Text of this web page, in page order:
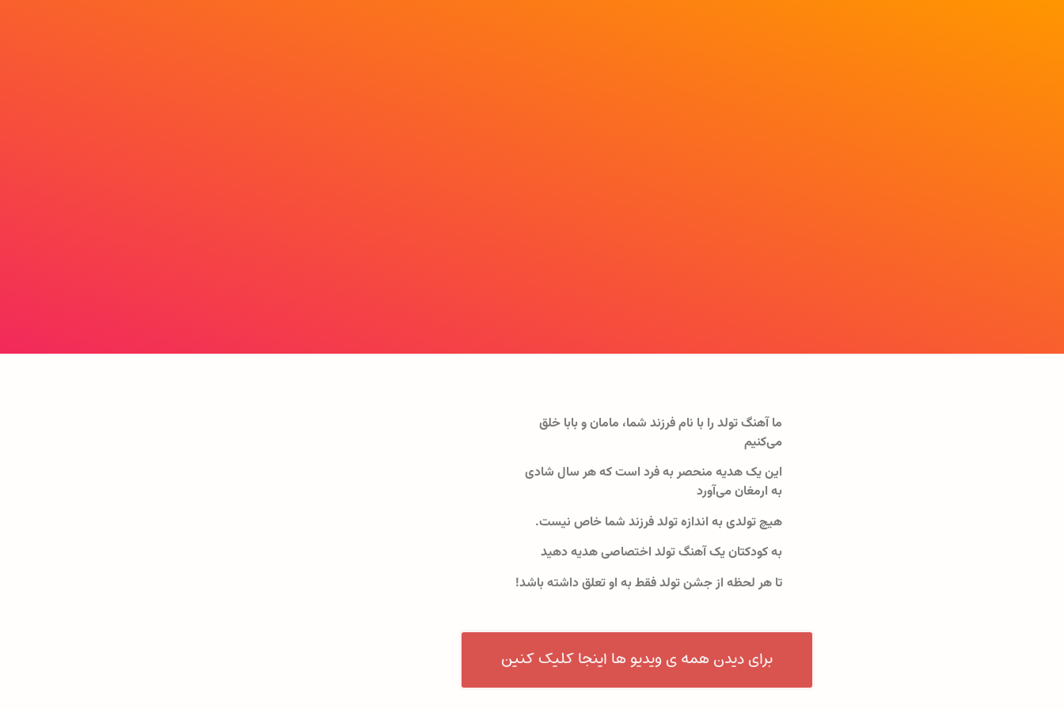
ما آهنگ تولد را با نام فرزند شما، مامان و بابا خلق
می‌کنیم
این یک هدیه منحصر به فرد است که هر سال شادی
به ارمغان می‌آورد
هیچ تولدی به اندازه تولد فرزند شما خاص نیست.
به کودکتان یک آهنگ تولد اختصاصی هدیه دهید
تا هر لحظه از جشن تولد فقط به او تعلق داشته باشد!
برای دیدن همه ی ویدیو ها اینجا کلیک کنین